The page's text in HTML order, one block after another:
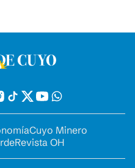
Cuyo Minero
Revista OH